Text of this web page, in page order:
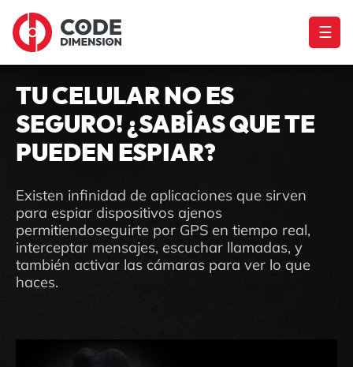
☰
TU CELULAR NO ES
SEGURO! ¿SABÍAS QUE TE
PUEDEN ESPIAR?
Existen infinidad de aplicaciones que sirven
para espiar dispositivos ajenos
permitiendoseguirte por GPS en tiempo real,
interceptar mensajes, escuchar llamadas, y
también activar las cámaras para ver lo que
haces.